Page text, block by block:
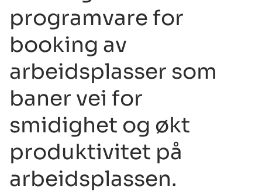
programvare for
booking av
arbeidsplasser som
baner vei for
smidighet og økt
produktivitet på
arbeidsplassen.